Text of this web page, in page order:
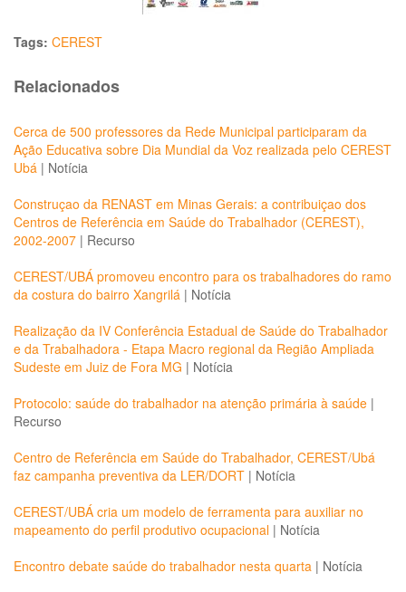
Tags: CEREST
Relacionados
Cerca de 500 professores da Rede Municipal participaram da
Ação Educativa sobre Dia Mundial da Voz realizada pelo CEREST
Ubá | Notícia
Construçao da RENAST em Minas Gerais: a contribuiçao dos
Centros de Referência em Saúde do Trabalhador (CEREST),
2002-2007 | Recurso
CEREST/UBÁ promoveu encontro para os trabalhadores do ramo
da costura do bairro Xangrilá | Notícia
Realização da IV Conferência Estadual de Saúde do Trabalhador
e da Trabalhadora - Etapa Macro regional da Região Ampliada
Sudeste em Juiz de Fora MG | Notícia
Protocolo: saúde do trabalhador na atenção primária à saúde |
Recurso
Centro de Referência em Saúde do Trabalhador, CEREST/Ubá
faz campanha preventiva da LER/DORT | Notícia
CEREST/UBÁ cria um modelo de ferramenta para auxiliar no
mapeamento do perfil produtivo ocupacional | Notícia
Encontro debate saúde do trabalhador nesta quarta | Notícia